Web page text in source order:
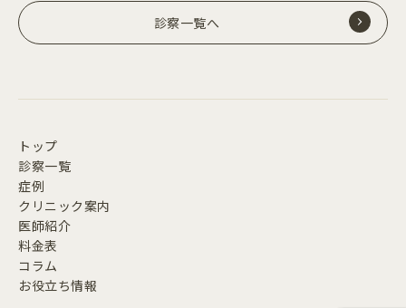
診察一覧へ
トップ
診察一覧
症例
クリニック案内
医師紹介
料金表
コラム
お役立ち情報